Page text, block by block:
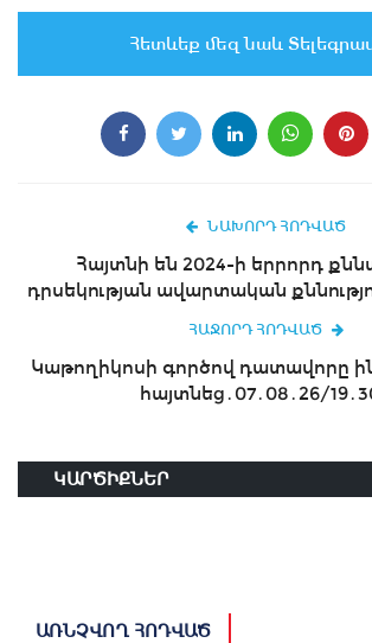
Հետևեք մեզ նաև
ՆԱԽՈՐԴ ՀՈԴՎԱԾ
Հայտնի են 2024-ի երրորդ
դրսեկության ավարտական
ՀԱՋՈՐԴ ՀՈԴՎԱԾ
Կաթողիկոսի գործով դատավորը
հայտնեց․07․08․26/
ԿԱՐԾԻՔՆԵՐ
ԱՌՆՉՎՈՂ ՀՈԴՎԱԾ